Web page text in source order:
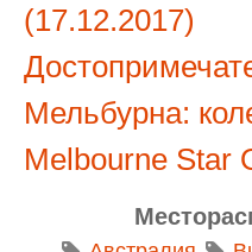
Gambier
(17.12.2017)
Мельбурна:
Melbourne Star